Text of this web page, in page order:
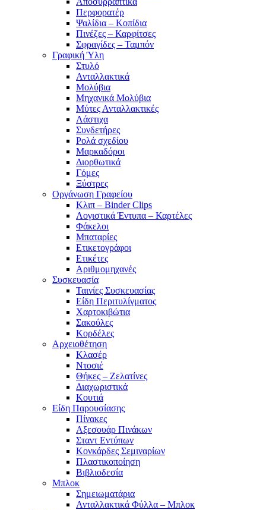
Περφορατέρ
Ψαλίδια – Κοπίδια
Πινέζες – Καρφίτσες
Σφραγίδες – Ταμπόν
Γραφική Ύλη
Στυλό
Ανταλλακτικά
Μολύβια
Μηχανικά Μολύβια
Μύτες Ανταλλακτικές
Λάστιχα
Συνδετήρες
Ρολά σχεδίου
Μαρκαδόροι
Διορθωτικά
Γόμες
Ξύστρες
Οργάνωση Γραφείου
Κλιπ – Binder Clips
Λογιστικά Έντυπα – Καρτέλες
Φάκελοι
Μπαταρίες
Ετικετογράφοι
Ετικέτες
Αριθμομηχανές
Συσκευασία
Ταινίες Συσκευασίας
Είδη Περιτυλίγματος
Χαρτοκιβώτια
Σακούλες
Κορδέλες
Αρχειοθέτηση
Κλασέρ
Ντοσιέ
Θήκες – Ζελατίνες
Διαχωριστικά
Κουτιά
Είδη Παρουσίασης
Πίνακες
Αξεσουάρ Πινάκων
Σταντ Εντύπων
Κονκάρδες Σεμιναρίων
Πλαστικοποίηση
Βιβλιοδεσία
Μπλοκ
Σημειωματάρια
Ανταλλακτικά Φύλλα – Μπλοκ